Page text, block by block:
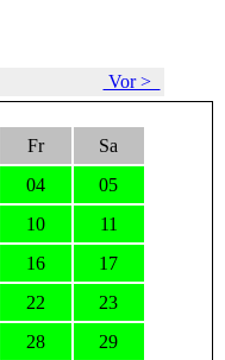
Vor >
Fr
Sa
04
05
10
11
16
17
22
23
28
29